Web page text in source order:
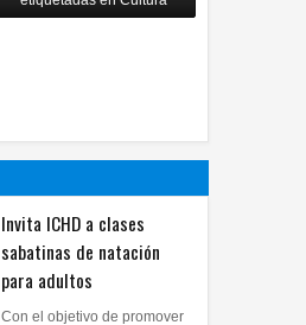
Copian
Invita ICHD a clases
sabatinas de natación
para adultos
Con el objetivo de promover